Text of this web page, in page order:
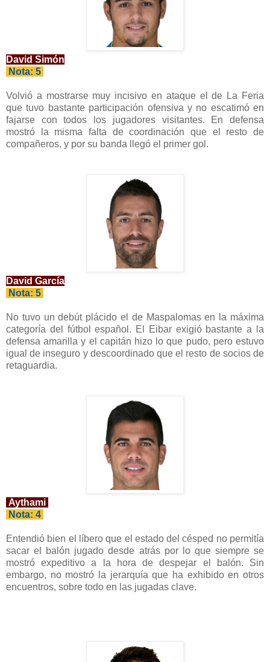
David Simón
Nota: 5
Volvió a mostrarse muy incisivo en ataque el de La Feria
que tuvo bastante participación ofensiva y no escatimó en
fajarse con todos los jugadores visitantes. En defensa
mostró la misma falta de coordinación que el resto de
compañeros, y por su banda llegó el primer gol.
David García
Nota: 5
No tuvo un debút plácido el de Maspalomas en la máxima
categoría del fútbol español. El Eibar exigió bastante a la
defensa amarilla y el capitán hizo lo que pudo, pero estuvo
igual de inseguro y descoordinado que el resto de socios de
retaguardia.
Aythami
Nota: 4
Entendió bien el líbero que el estado del césped no permitía
sacar el balón jugado desde atrás por lo que siempre se
mostró expeditivo a la hora de despejar el balón. Sin
embargo, no mostró la jerarquía que ha exhibido en otros
encuentros, sobre todo en las jugadas clave.